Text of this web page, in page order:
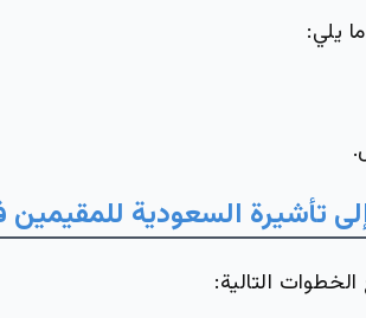
يلي:
تأشيرة السعودية للمقيمين
التالية: